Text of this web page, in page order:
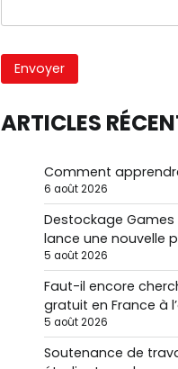
ARTICLES
Comment
6 août 2026
Destockage
lance une nouvelle
5 août 2026
Faut-il encore
gratuit en France à
5 août 2026
Soutenance de